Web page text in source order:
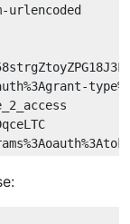
urlencoded